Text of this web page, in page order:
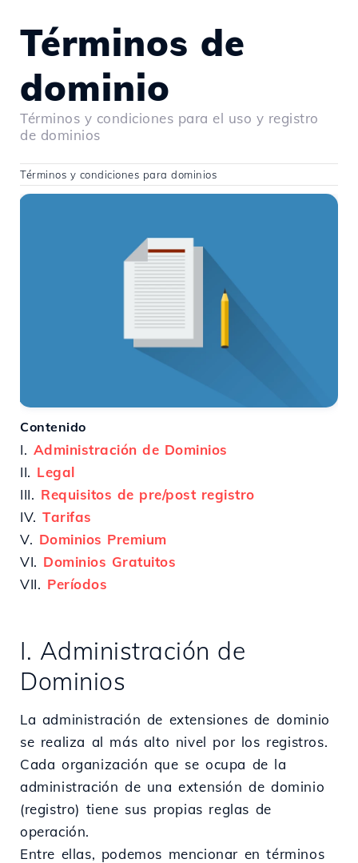
Términos de
dominio
Términos y condiciones para el uso y registro
de dominios
Términos y condiciones para dominios
Contenido
I. Administración de Dominios
II. Legal
III. Requisitos de pre/post registro
IV.Tarifas
V. Dominios Premium
VI. Dominios Gratuitos
VII. Períodos
I. Administración de
Dominios
La administración de extensiones de dominio
se realiza al más alto nivel por los registros.
Cada organización que se ocupa de la
administración de una extensión de dominio
(registro) tiene sus propias reglas de
operación.
Entre ellas, podemos mencionar en términos